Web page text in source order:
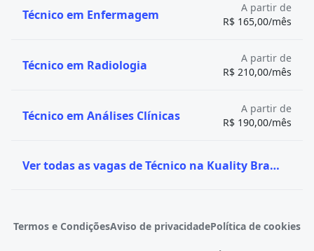
Técnico em Enfermagem
A partir de
R$ 165,00/mês
Técnico em Radiologia
A partir de
R$ 210,00/mês
Técnico em Análises Clínicas
A partir de
R$ 190,00/mês
Ver todas as vagas de Técnico na Kuality Brasil
Termos e CondiçõesAviso de privacidadePolítica de cookies